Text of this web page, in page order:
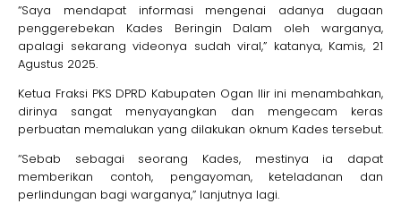
“Saya mendapat informasi mengenai adanya dugaan
penggerebekan Kades Beringin Dalam oleh warganya,
apalagi sekarang videonya sudah viral,” katanya, Kamis, 21
Agustus 2025.
Ketua Fraksi PKS DPRD Kabupaten Ogan Ilir ini menambahkan,
dirinya sangat menyayangkan dan mengecam keras
perbuatan memalukan yang dilakukan oknum Kades tersebut.
“Sebab sebagai seorang Kades, mestinya ia dapat
memberikan contoh, pengayoman, keteladanan dan
perlindungan bagi warganya,” lanjutnya lagi.